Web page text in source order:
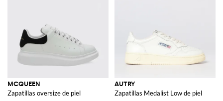
MCQUEEN
Zapatillas oversize de piel
AUTRY
Zapatillas Medalist Low de piel